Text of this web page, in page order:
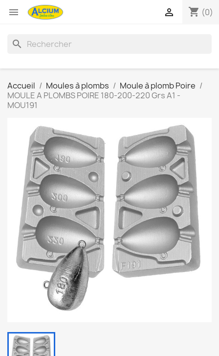
 shopping_cart (0)

search
Accueil Moules à plombs
Moule à plomb Poire
MOULE A PLOMBS POIRE 180-200-220 Grs A1 -
MOU191